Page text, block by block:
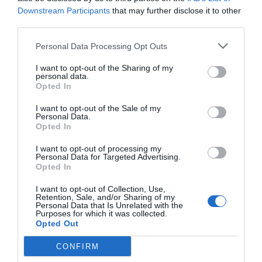
Downstream Participants that may further disclose it to other
Personal Data Processing Opt Outs
I want to opt-out of the Sharing of my
personal data.
Opted In
I want to opt-out of the Sale of my
Personal Data.
Opted In
I want to opt-out of processing my
Personal Data for Targeted Advertising.
Opted In
I want to opt-out of Collection, Use,
Retention, Sale, and/or Sharing of my
Personal Data that Is Unrelated with the
Purposes for which it was collected.
Opted Out
CONFIRM
"Segons el nostre informe Pimec, hem constatat
que ajudant a les dimensions de les empreses
Tot i això, el president de Pimec ha lamentat no
perqué retalli la data de limitacions per cobrar les
ajudes a sis mesos dels ERTO. Actualment, les
limitacions a la resta d'Espanya es posen a sis
mesos, és a dir, una empresa pot optar a les
estan en ERTO. En canvi, a Catalunya aquesta
limitació es prolonga fins als 12 mesos.
AfegirVIA Empresacom a font preferida de